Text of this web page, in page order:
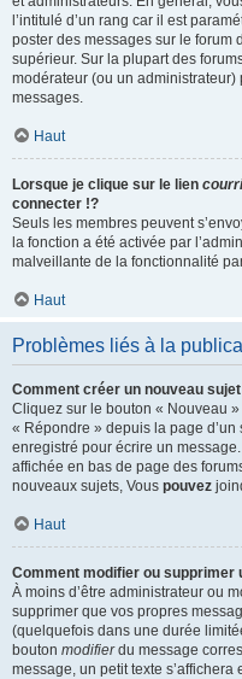
l’intitulé d’un rang car il est
poster des messages sur le forum
supérieur. Sur la plupart des
modérateur (ou un
messages.
Haut
Lorsque je clique sur le lien
connecter !?
Seuls les membres peuvent
la fonction a été activée par
malveillante de la fonctionnalité
Haut
Problèmes liés à la
Comment créer un nouveau
Cliquez sur le bouton « Nouveau
« Répondre » depuis la page d’un
enregistré pour écrire un
affichée en bas de page des
nouveaux sujets, Vous pouvez
Haut
Comment modifier ou supprimer
À moins d’être administrateur ou
supprimer que vos propres
(quelquefois dans une durée
bouton modifierdu message
message, un petit texte